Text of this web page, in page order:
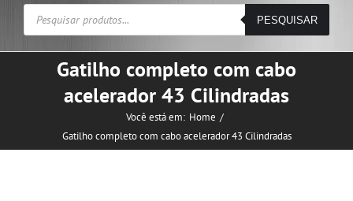
Pesquisar
produtos
PESQUISAR
Gatilho completo com cabo
acelerador 43 Cilindradas
Você está em: Home
Gatilho completo com cabo acelerador 43 Cilindradas